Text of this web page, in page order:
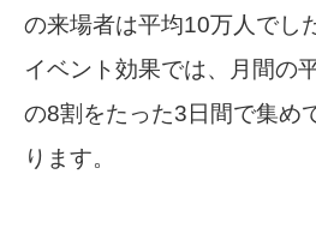
の来場者は平均10万人でし
イベント効果では、月間の
の8割をたった3日間で集め
ります。